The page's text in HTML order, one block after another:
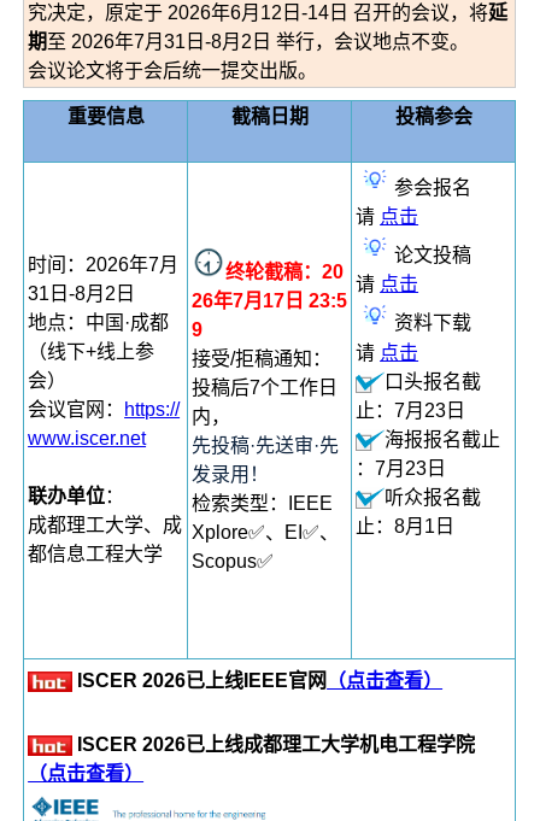
究决定，原定于 2026年6月12日-14日 召开的会议，将延
期至 2026年7月31日-8月2日 举行，会议地点不变。
会议论文将于会后统一提交出版。
重要信息 截稿日期 投稿参会
时间：2026年7月
31日-8月2日
地点：中国·成都
（线下+线上参
会）
会议官网：
https://
www.iscer.net
联办单位：
成都理工大学、成
都信息工程大学
终轮截稿：20
26年7月17日 23:5
9
接受/拒稿通知：
投稿后7个工作日
内，
先投稿·先送审·先
发录用！
检索类型：IEEE
Xplore✅、EI✅、
Scopus✅
参会报名
请 点击
论文投稿
请 点击
资料下载
请 点击
口头报名截
止：7月23日
海报报名截止
：7月23日
听众报名截
止：8月1日
ISCER 2026已上线IEEE官网 （点击查看）
ISCER 2026已上线成都理工大学机电工程学院
（点击查看）